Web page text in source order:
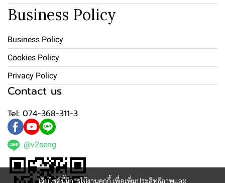
เว็บไซต์นี้มีการใช้งานคุกกี้ เพื่อเพิ่มประสิทธิภาพและ
Business Policy
Business Policy
Cookies Policy
Privacy Policy
Contact us
Tel: 074-368-311-3
@v2seng